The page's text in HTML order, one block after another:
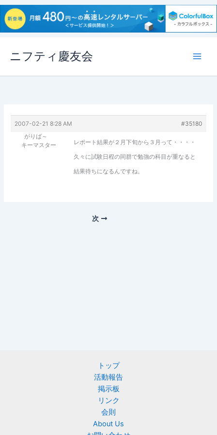
ス
ニフティ慶友会
2007-02-21 8:28 AM
#35180
がりば～
キーマスター
レポート結果が２月下旬から３月って・・・・
久々に試験日程の同群で勉強の科目が重なると
結果待ちになるんですね。
次
トップ
活動報告
掲示板
リンク
会則
About Us